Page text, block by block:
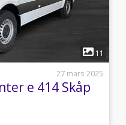
11
27 mars 2025
e 414 Skåp